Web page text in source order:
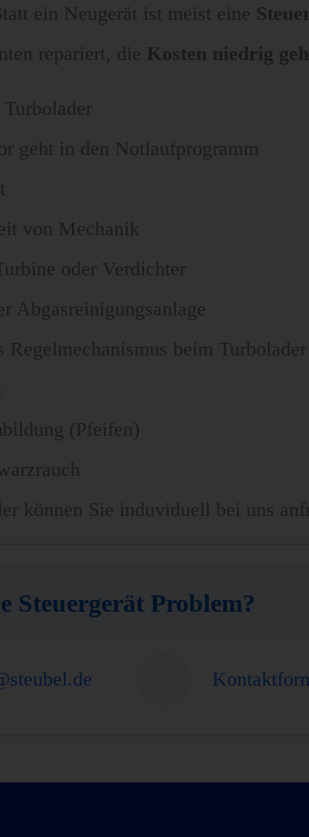
ein Neugerät ist meist eine
repariert, die Kosten niedrig
geht in den Notlaufprogramm
von Mechanik
oder Verdichter
Abgasreinigungsanlage
Regelmechanismus beim Turbolader
(Pfeifen)
können Sie induviduell bei uns
Steuergerät Problem?